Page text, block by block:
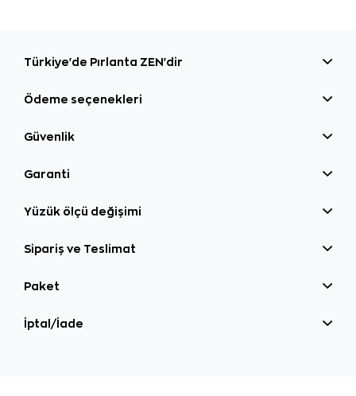
Türkiye'de Pırlanta ZEN'dir
Ödeme seçenekleri
Güvenlik
Garanti
Yüzük ölçü değişimi
Sipariş ve Teslimat
Paket
İptal/İade